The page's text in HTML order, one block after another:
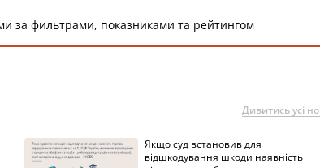
за фильтрами, показниками та рейтингом
Дивитись усі
Якщо суд встановив для
відшкодування шкоди наявність